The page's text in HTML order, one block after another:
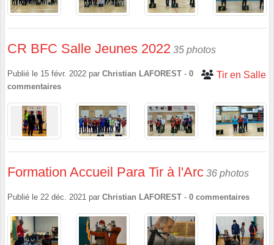
CR BFC Salle Jeunes 2022 35 photos
Tir en Salle
Publié le 15 févr. 2022 par Christian LAFOREST - 0
commentaires
Formation Accueil Para Tir à l'Arc 36 photos
Publié le 22 déc. 2021 par Christian LAFOREST - 0 commentaires